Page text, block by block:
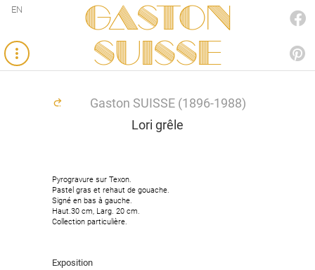
Gaston
SUISSE
EN
Gaston SUISSE (1896-1988)
Lori grêle
Pyrogravure sur Texon.
Pastel gras et rehaut de gouache.
Signé en bas à gauche.
Haut.30 cm, Larg. 20 cm.
Collection particulière.
Exposition